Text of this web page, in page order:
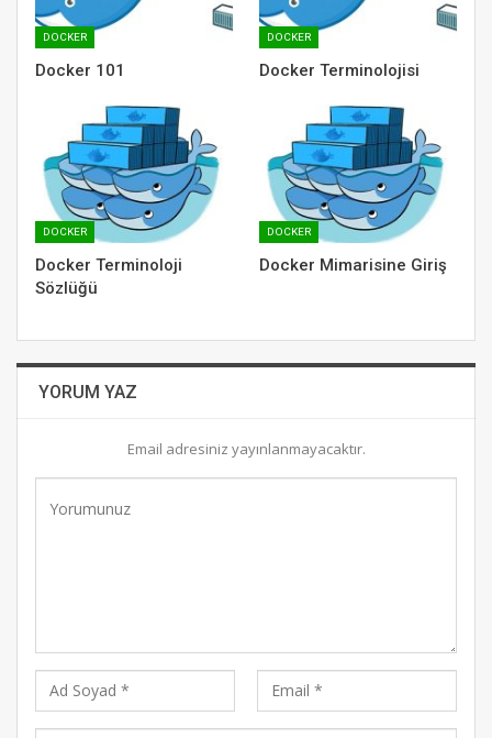
DOCKER
Docker 101
DOCKER
Docker Terminolojisi
DOCKER
Docker Terminoloji
Sözlüğü
DOCKER
Docker Mimarisine Giriş
YORUM YAZ
Email adresiniz yayınlanmayacaktır.